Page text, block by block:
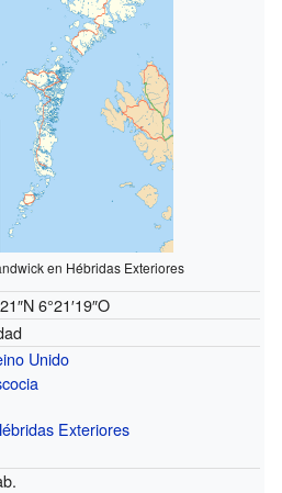
en Hébridas Exteriores
6°21′19″O
Unido
Exteriores